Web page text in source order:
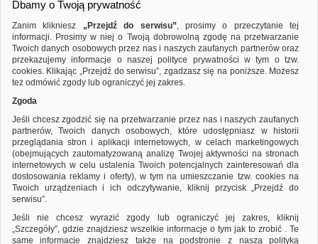
Marka APLI
Porównaj Sortuj według
Papier fotograficzny APLI Best Price
Photo Paper, A4, 140gsm, błyszczący,
Cena od:108,42 PLNdo:140,79 PLN
papier fotograficzny, kompatybilny z drukarkami
Dbamy o Twoją prywatność
Zanim klikniesz „Przejdź do serwisu”, prosimy o przeczytanie tej
informacji. Prosimy w niej o Twoją dobrowolną zgodę na przetwarzanie
Twoich danych osobowych przez nas i naszych zaufanych partnerów oraz
przekazujemy informacje o naszej polityce prywatności w tym o tzw.
cookies. Klikając „Przejdź do serwisu”, zgadzasz się na poniższe. Możesz
też odmówić zgody lub ograniczyć jej zakres.
Zgoda
Jeśli chcesz zgodzić się na przetwarzanie przez nas i naszych zaufanych
partnerów, Twoich danych osobowych, które udostępniasz w historii
przeglądania stron i aplikacji internetowych, w celach marketingowych
(obejmujących zautomatyzowaną analizę Twojej aktywności na stronach
internetowych w celu ustalenia Twoich potencjalnych zainteresowań dla
dostosowania reklamy i oferty), w tym na umieszczanie tzw. cookies na
Twoich urządzeniach i ich odczytywanie, kliknij przycisk „Przejdź do
serwisu”.
Jeśli nie chcesz wyrazić zgody lub ograniczyć jej zakres, kliknij
„Szczegóły”, gdzie znajdziesz wszelkie informacje o tym jak to zrobić . Te
same informacje znajdziesz także na podstronie z naszą polityką